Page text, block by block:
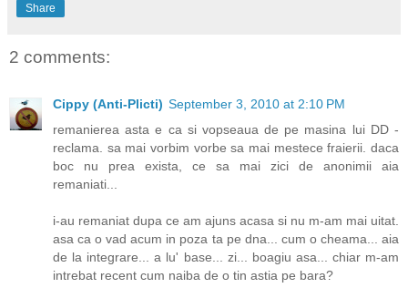
Share
2 comments:
Cippy (Anti-Plicti) September 3, 2010 at 2:10 PM
remanierea asta e ca si vopseaua de pe masina lui DD -
reclama. sa mai vorbim vorbe sa mai mestece fraierii. daca
boc nu prea exista, ce sa mai zici de anonimii aia
remaniati...
i-au remaniat dupa ce am ajuns acasa si nu m-am mai uitat.
asa ca o vad acum in poza ta pe dna... cum o cheama... aia
de la integrare... a lu' base... zi... boagiu asa... chiar m-am
intrebat recent cum naiba de o tin astia pe bara?